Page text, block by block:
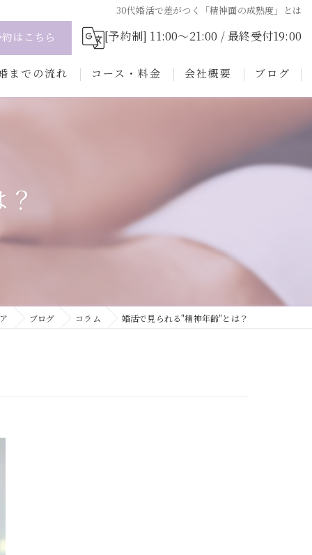
30代婚活で差がつく「精神面の成熟度」とは
はこちら [予約制] 11:00～21:00 / 最終受付19:00
までの流れ
備サポート
コース・料金 会社概要 ブログ
ブログ コラム 婚活で見られる"精神年齢"とは？